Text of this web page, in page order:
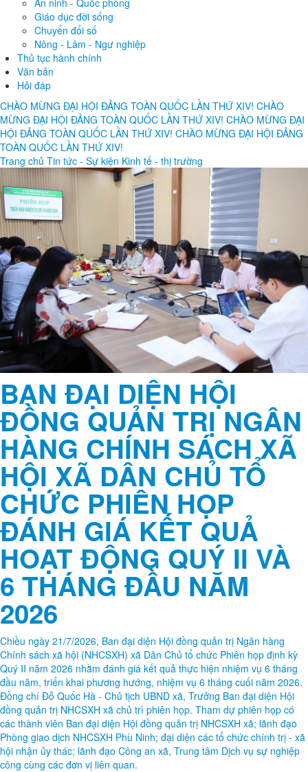
An ninh - Quốc phòng
Giáo dục đời sống
Chuyển đổi số
Nông - Lâm - Ngư nghiệp
Thủ tục hành chính
Văn bản
Hỏi đáp
CHÀO MỪNG ĐẠI HỘI ĐẢNG TOÀN QUỐC LẦN THỨ XIV! CHÀO
MỪNG ĐẠI HỘI ĐẢNG TOÀN QUỐC LẦN THỨ XIV! CHÀO MỪNG ĐẠI
HỘI ĐẢNG TOÀN QUỐC LẦN THỨ XIV! CHÀO MỪNG ĐẠI HỘI ĐẢNG
TOÀN QUỐC LẦN THỨ XIV!
Trang chủ Tin tức - Sự kiện Kinh tế - thị trường
BAN ĐẠI DIỆN HỘI
ĐỒNG QUẢN TRỊ NGÂN
HÀNG CHÍNH SÁCH XÃ
HỘI XÃ DÂN CHỦ TỔ
CHỨC PHIÊN HỌP
ĐÁNH GIÁ KẾT QUẢ
HOẠT ĐỘNG QUÝ II VÀ
6 THÁNG ĐẦU NĂM
2026
Chiều ngày 21/7/2026, Ban đại diện Hội đồng quản trị Ngân hàng
Chính sách xã hội (NHCSXH) xã Dân Chủ tổ chức Phiên họp định kỳ
Quý II năm 2026 nhằm đánh giá kết quả thực hiện nhiệm vụ 6 tháng
đầu năm, triển khai phương hướng, nhiệm vụ 6 tháng cuối năm 2026.
Đồng chí Đỗ Quốc Hà - Chủ tịch UBND xã, Trưởng Ban đại diện Hội
đồng quản trị NHCSXH xã chủ trì phiên họp. Tham dự phiên họp có
các thành viên Ban đại diện Hội đồng quản trị NHCSXH xã; lãnh đạo
Phòng giao dịch NHCSXH Phù Ninh; đại diện các tổ chức chính trị - xã
hội nhận ủy thác; lãnh đạo Công an xã, Trung tâm Dịch vụ sự nghiệp
công cùng các đơn vị liên quan.